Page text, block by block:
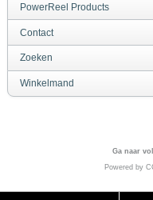
PowerReel Products
Contact
Zoeken
Winkelmand
Ga naar
Powered by